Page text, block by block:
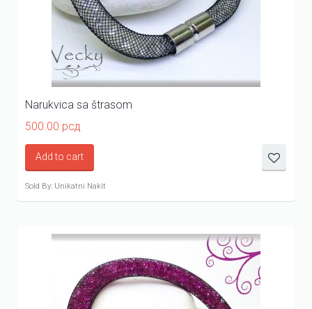
Narukvica sa štrasom
500.00 рсд
Add to cart
Sold By: Unikatni Nakit